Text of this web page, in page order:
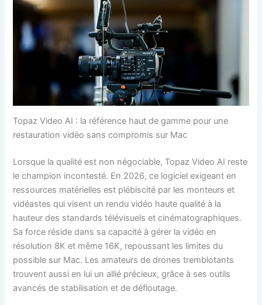
Topaz Video AI : la référence haut de gamme pour une
restauration vidéo sans compromis sur Mac
Lorsque la qualité est non négociable, Topaz Video AI reste
le champion incontesté. En 2026, ce logiciel exigeant en
ressources matérielles est plébiscité par les monteurs et
vidéastes qui visent un rendu vidéo haute qualité à la
hauteur des standards télévisuels et cinématographiques.
Sa force réside dans sa capacité à gérer la vidéo en
résolution 8K et même 16K, repoussant les limites du
possible sur Mac. Les amateurs de drones tremblotants
trouvent aussi en lui un allié précieux, grâce à ses outils
avancés de stabilisation et de défloutage.